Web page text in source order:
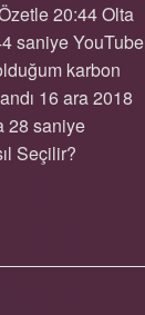
20:44 Olta
saniye YouTube
karbon
16 ara 2018
28 saniye
Seçilir?